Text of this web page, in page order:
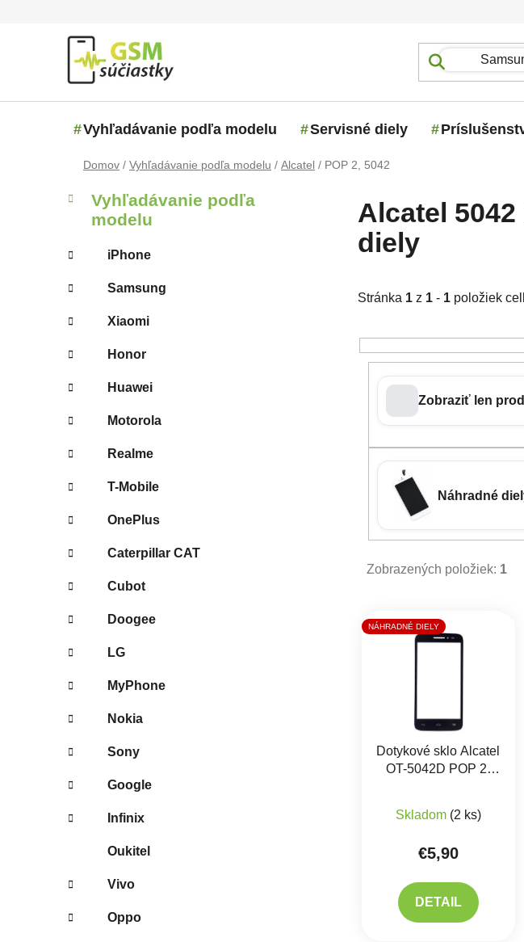
Vyhľadávanie podľa modelu Servisné diely
Domov / Vyhľadávanie podľa modelu / Alcatel / POP 2, 5042
Bočný panel
Kategórie
Vyhľadávanie podľa
modelu
iPhone
Samsung
Xiaomi
Honor
Huawei
Motorola
Realme
T-Mobile
OnePlus
Caterpillar CAT
Cubot
Doogee
LG
MyPhone
Nokia
Sony
Google
Infinix
Oukitel
Vivo
Oppo
Alcatel
diely
Stránka 1 z 1 - 1 položiek
Zobraziť len
Náhradné
Zobrazených položiek: 1
Výpis produktov
NÁHRADNÉ DIELY
Dotykové sklo Alcatel
OT-5042D POP 2,
Skladom (2 ks)
€5,90
DETAIL